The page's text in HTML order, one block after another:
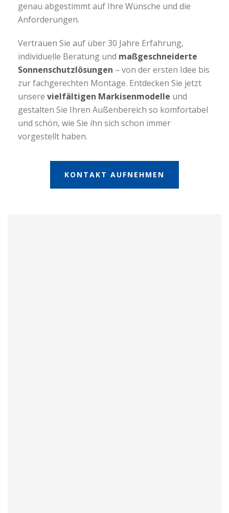
genau abgestimmt auf Ihre Wünsche und die
Anforderungen.
Vertrauen Sie auf über 30 Jahre Erfahrung,
individuelle Beratung und maßgeschneiderte
Sonnenschutzlösungen – von der ersten Idee bis
zur fachgerechten Montage. Entdecken Sie jetzt
unsere vielfältigen Markisenmodelle und
gestalten Sie Ihren Außenbereich so komfortabel
und schön, wie Sie ihn sich schon immer
vorgestellt haben.
KONTAKT AUFNEHMEN